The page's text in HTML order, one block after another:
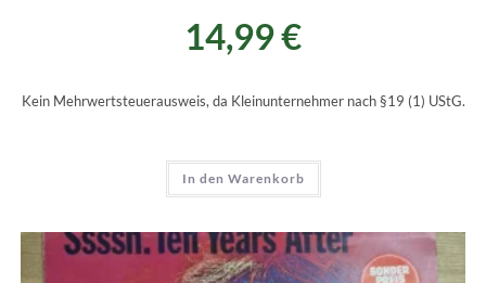
14,99€
Kein Mehrwertsteuerausweis, da Kleinunternehmer nach §19 (1) UStG.
In den Warenkorb